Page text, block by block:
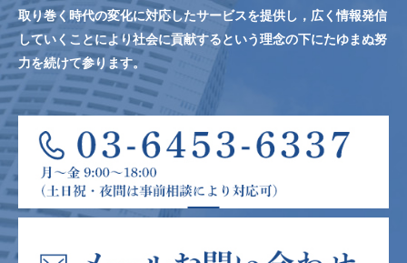
取り巻く時代の変化に対応したサービスを提供し，広く情報発信
していくことにより社会に貢献するという理念の下にたゆまぬ努
力を続けて参ります。